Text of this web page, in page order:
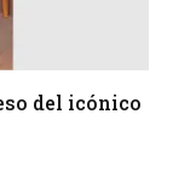
del icónico